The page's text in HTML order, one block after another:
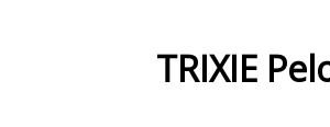
TRIXIE